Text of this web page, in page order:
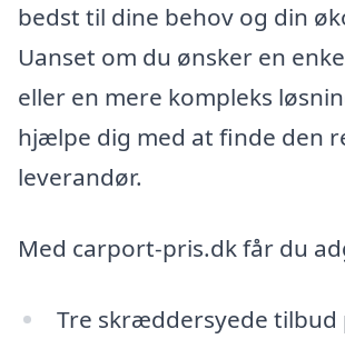
bedst til dine behov og din
Uanset om du ønsker en
eller en mere kompleks
hjælpe dig med at finde den
leverandør.
Med carport-pris.dk får du
Tre skræddersyede tilbud